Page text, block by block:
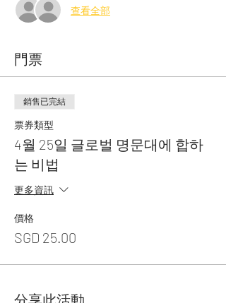
查看全部
門票
銷售已完結
票券類型
4월 25일 글로벌 명문대에 합하
는 비법
更多資訊
價格
SGD 25.00
分享此活動